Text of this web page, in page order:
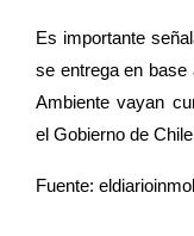
Es importante
se entrega en
Ambiente vayan
el Gobierno de
Fuente: